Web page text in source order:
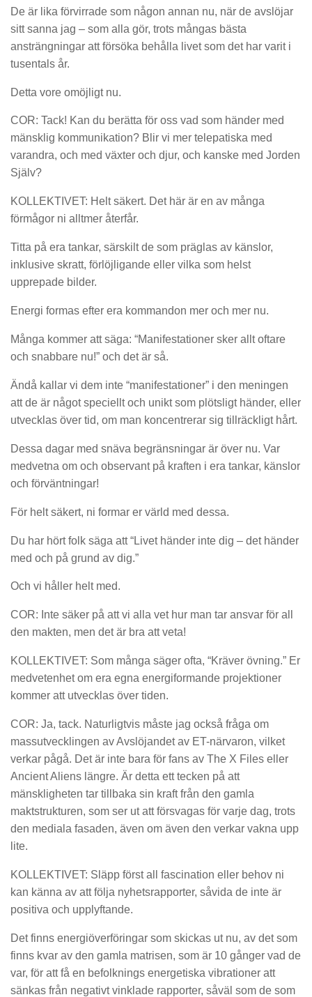
De är lika förvirrade som någon annan nu, när de avslöjar
sitt sanna jag – som alla gör, trots mångas bästa
ansträngningar att försöka behålla livet som det har varit i
tusentals år.
Detta vore omöjligt nu.
COR: Tack! Kan du berätta för oss vad som händer med
mänsklig kommunikation? Blir vi mer telepatiska med
varandra, och med växter och djur, och kanske med Jorden
Själv?
KOLLEKTIVET: Helt säkert. Det här är en av många
förmågor ni alltmer återfår.
Titta på era tankar, särskilt de som präglas av känslor,
inklusive skratt, förlöjligande eller vilka som helst
upprepade bilder.
Energi formas efter era kommandon mer och mer nu.
Många kommer att säga: “Manifestationer sker allt oftare
och snabbare nu!” och det är så.
Ändå kallar vi dem inte “manifestationer” i den meningen
att de är något speciellt och unikt som plötsligt händer, eller
utvecklas över tid, om man koncentrerar sig tillräckligt hårt.
Dessa dagar med snäva begränsningar är över nu. Var
medvetna om och observant på kraften i era tankar, känslor
och förväntningar!
För helt säkert, ni formar er värld med dessa.
Du har hört folk säga att “Livet händer inte dig – det händer
med och på grund av dig.”
Och vi håller helt med.
COR: Inte säker på att vi alla vet hur man tar ansvar för all
den makten, men det är bra att veta!
KOLLEKTIVET: Som många säger ofta, “Kräver övning.” Er
medvetenhet om era egna energiformande projektioner
kommer att utvecklas över tiden.
COR: Ja, tack. Naturligtvis måste jag också fråga om
massutvecklingen av Avslöjandet av ET-närvaron, vilket
verkar pågå. Det är inte bara för fans av The X Files eller
Ancient Aliens längre. Är detta ett tecken på att
mänskligheten tar tillbaka sin kraft från den gamla
maktstrukturen, som ser ut att försvagas för varje dag, trots
den mediala fasaden, även om även den verkar vakna upp
lite.
KOLLEKTIVET: Släpp först all fascination eller behov ni
kan känna av att följa nyhetsrapporter, såvida de inte är
positiva och upplyftande.
Det finns energiöverföringar som skickas ut nu, av det som
finns kvar av den gamla matrisen, som är 10 gånger vad de
var, för att få en befolknings energetiska vibrationer att
sänkas från negativt vinklade rapporter, såväl som de som